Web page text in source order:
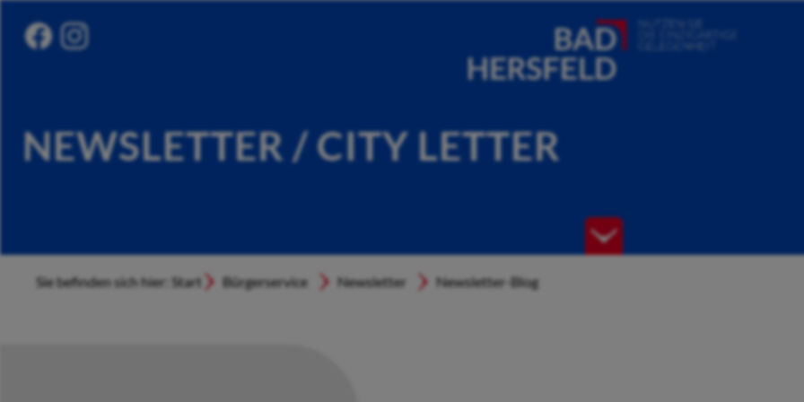
NEWSLETTER / CITY LETTER
Sie befinden sich hier: Start Bürgerservice Newsletter Newsletter-Blog